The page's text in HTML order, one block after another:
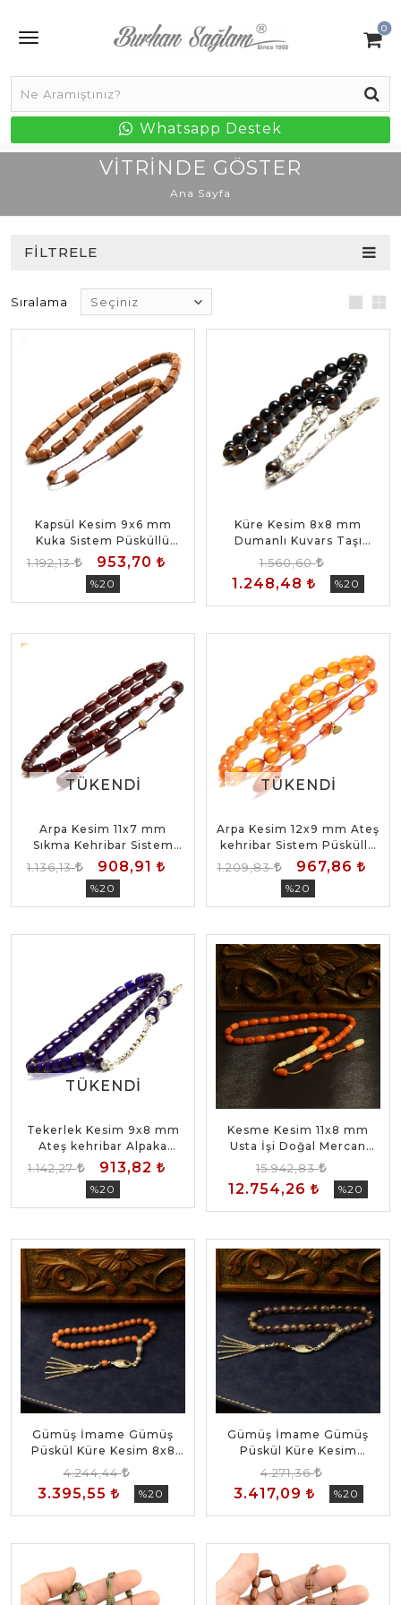
0
Whatsapp Destek
VITRINDE GÖSTER
Ana Sayfa
FILTRELE
Sıralama
Kapsül Kesim 9x6 mm
Kuka Sistem Püsküllü
Tesbih
1.192,13 953,70
%20
Küre Kesim 8x8 mm
Dumanlı Kuvars Taşı
Alpaka Püsküllü Tesbih
1.560,60
1.248,48 %20
TÜKENDI
TÜKENDI
Arpa Kesim 11x7 mm
Sıkma Kehribar Sistem
Püsküllü Tesbih
1.136,13 908,91
%20
TÜKENDI
TÜKENDI
Arpa Kesim 12x9 mm Ateş
kehribar Sistem Püsküllü
Tesbih
1.209,83 967,86
%20
TÜKENDI
TÜKENDI
Tekerlek Kesim 9x8 mm
Ateş kehribar Alpaka
Püsküllü Tesbih
1.142,27 913,82
%20
Kesme Kesim 11x8 mm
Usta İşi Doğal Mercan
Hortumlu Detaylı Tesbih
15.942,83
12.754,26 %20
Gümüş İmame Gümüş
Püskül Küre Kesim 8x8
mm Doğal Yıldız Taşı
Tesbih
4.244,44
3.395,55 %20
Gümüş İmame Gümüş
Püskül Küre Kesim
8.5x8.5 mm Doğal
Ametist Taşı Tesbih
4.271,36
3.417,09 %20